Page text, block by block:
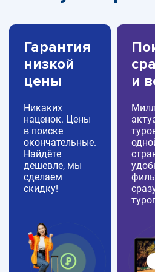
Гарантия
низкой
цены
Никаких
наценок. Цены
в поиске
окончательные.
Найдёте
дешевле, мы
сделаем
скидку!
и